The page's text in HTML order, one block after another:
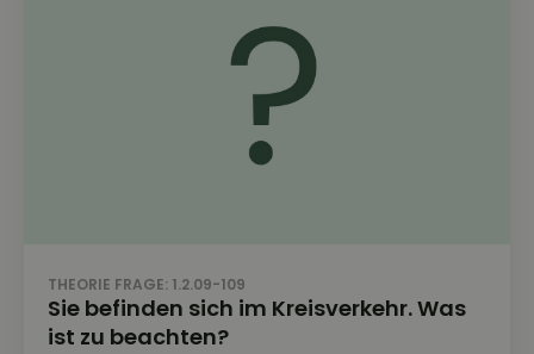
THEORIE FRAGE: 1.2.09-109
Sie befinden sich im Kreisverkehr. Was
ist zu beachten?